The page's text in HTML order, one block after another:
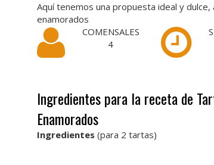
Aquí tenemos una propuesta ideal y
enamorados
COMENSALES
4
Ingredientes para la receta de
Enamorados
Ingredientes (para 2 tartas)